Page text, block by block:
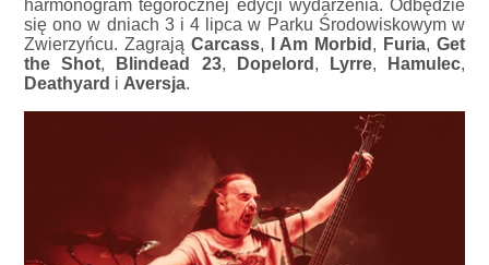
harmonogram tegorocznej edycji wydarzenia. Odbędzie
się ono w dniach 3 i 4 lipca w Parku Środowiskowym w
Zwierzyńcu. Zagrają Carcass, I Am Morbid , Furia,Get
the Shot, Blindead 23, Dopelord , Lyrre, Hamulec,
Deathyard i Aversja.